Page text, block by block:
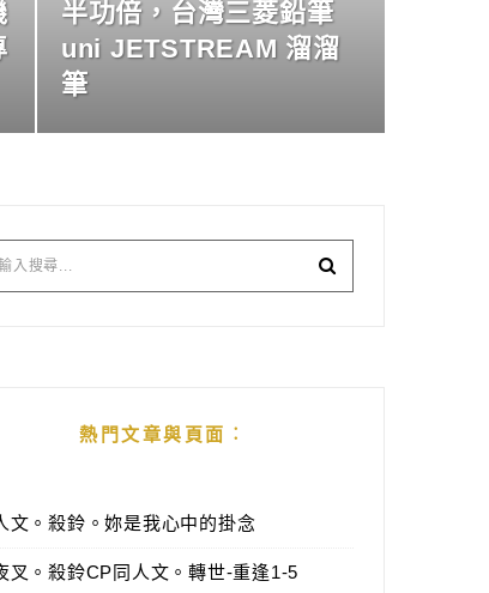
半功倍，台灣三菱鉛筆
uni JETSTREAM 溜溜
筆
熱門文章與頁面︰
文。殺鈴。妳是我心中的掛念
叉。殺鈴CP同人文。轉世-重逢1-5